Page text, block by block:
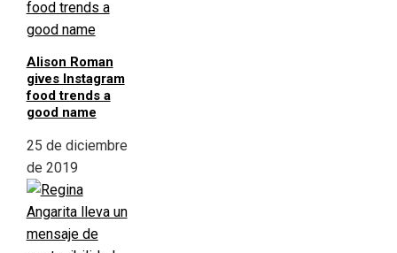
Alison Roman
gives Instagram
food trends a
good name
25 de diciembre
de 2019